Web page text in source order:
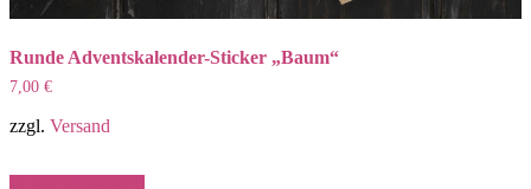
Runde Adventskalender-Sticker „Baum“
7,00 €
zzgl. Versand